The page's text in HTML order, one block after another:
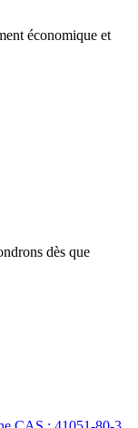
économique et
dès que